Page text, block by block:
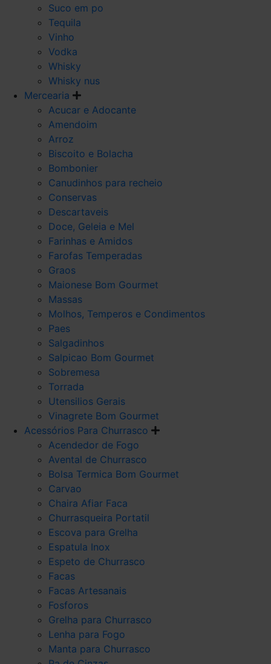
Suco em po
Tequila
Vinho
Vodka
Whisky
Whisky nus
Mercearia
Acucar e Adocante
Amendoim
Arroz
Biscoito e Bolacha
Bombonier
Canudinhos para recheio
Conservas
Descartaveis
Doce, Geleia e Mel
Farinhas e Amidos
Farofas Temperadas
Graos
Maionese Bom Gourmet
Massas
Molhos, Temperos e Condimentos
Paes
Salgadinhos
Salpicao Bom Gourmet
Sobremesa
Torrada
Utensilios Gerais
Vinagrete Bom Gourmet
Acessórios Para Churrasco
Acendedor de Fogo
Avental de Churrasco
Bolsa Termica Bom Gourmet
Carvao
Chaira Afiar Faca
Churrasqueira Portatil
Escova para Grelha
Espatula Inox
Espeto de Churrasco
Facas
Facas Artesanais
Fosforos
Grelha para Churrasco
Lenha para Fogo
Manta para Churrasco